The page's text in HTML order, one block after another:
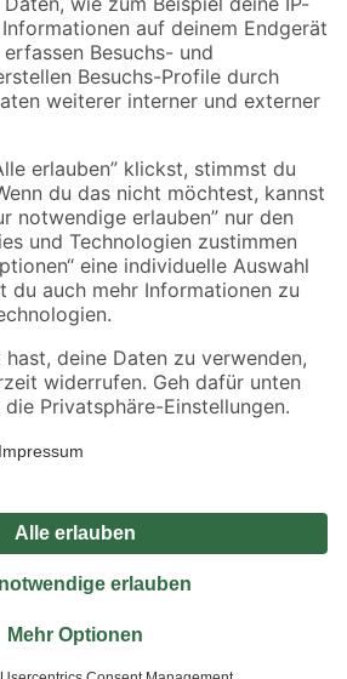
Versandarten
MwSt.. Die dargestellten Angebote sind unter
verfügbar. Die angegebenen Verfügbarkeiten beziehen
gilt nicht für Artikel mit Speditionsversand, hier
Impressum
Widerrufsrecht
Vertrag widerrufen